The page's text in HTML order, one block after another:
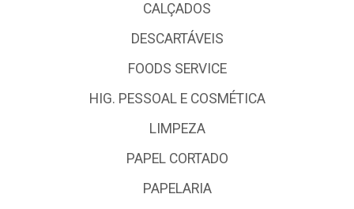
CALÇADOS
DESCARTÁVEIS
FOODS SERVICE
HIG. PESSOAL E COSMÉTICA
LIMPEZA
PAPEL CORTADO
PAPELARIA